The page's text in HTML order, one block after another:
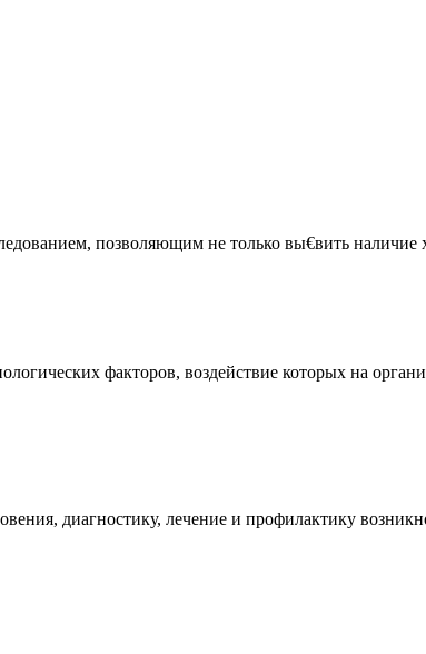
позволяющим не только вы€вить
факторов, воздействие которых на
диагностику, лечение и профилактику